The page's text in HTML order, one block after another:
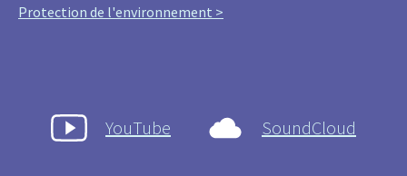
Protection de l'environnement >
YouTube SoundCloud